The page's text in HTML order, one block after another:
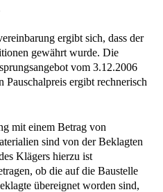
ergibt sich, dass der
gewährt wurde. Die
vom 3.12.2006
Pauschalpreis ergibt rechnerisch
mit einem Betrag von
sind von der Beklagten
Klägers hierzu ist
ob die auf die Baustelle
übereignet worden sind,